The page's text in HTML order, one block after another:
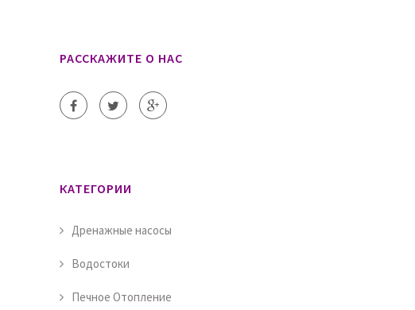
РАССКАЖИТЕ О НАС
КАТЕГОРИИ
Дренажные насосы
Водостоки
Печное Отопление